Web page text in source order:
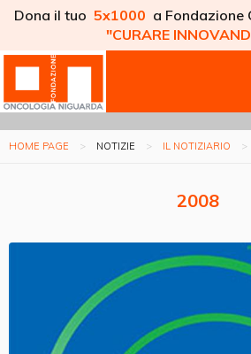
Dona il tuo 5x1000 a Fondazione
"CURARE
HOME PAGE NOTIZIE IL NOTIZIARIO
2008